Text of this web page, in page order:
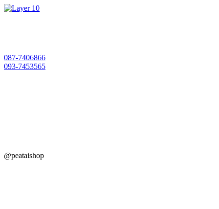
Skip
087-7406866
093-7453565
@peataishop